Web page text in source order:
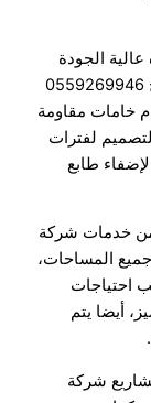
الجودة
في تنفيذ مشاريع شركة تصميم شلالات بالخرج 0559269946
خامات مقاومة
لفترات
طابع
خدمات شركة
0559269946 تناسب جميع المساحات،
أيضا يتم
شركة